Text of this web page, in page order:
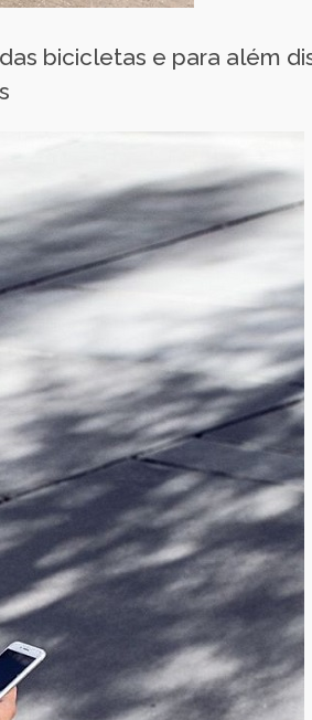
bicicletas e para além